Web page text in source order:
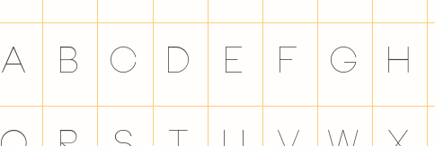
A B C D E F G H